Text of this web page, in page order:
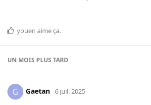
youen aime ça.
UN MOIS PLUS TARD
G Gaetan 6 juil. 2025